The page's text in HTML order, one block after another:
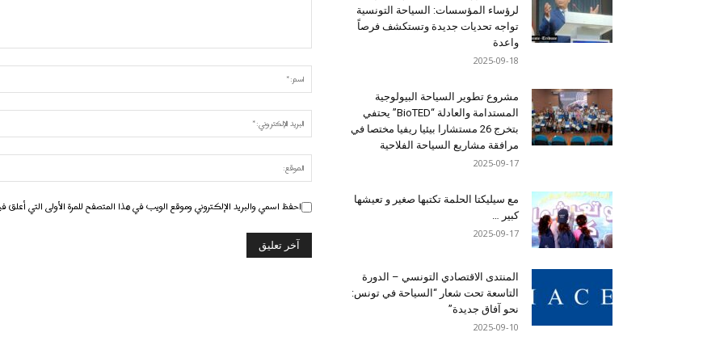
احفظ اسمي والبريد الإلكتروني وموقع الويب في هذا المتصفح للمرة الأولى التي أعلق
لرؤساء المؤسسات: السياحة التونسية
تواجه تحديات جديدة وتستكشف فرصاً
واعدة
2025-09-18
مشروع تطوير السياحة البيولوجية
المستدامة والعادلة “BioTED” يحتفي
بتخرج 26 مستشارا بيئيا ريفيا مختصا في
مرافقة مشاريع السياحة الفلاحية
2025-09-17
مع سيليكتا الحلمة تكتبها صغير و تعيشها
كبير …
2025-09-17
المنتدى الاقتصادي التونسي – الدورة
التاسعة تحت شعار “السياحة في تونس:
نحو آفاق جديدة”
2025-09-10